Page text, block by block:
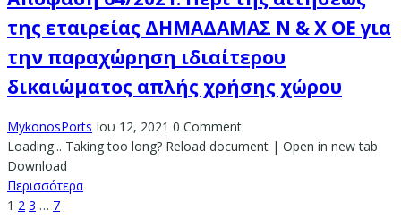
της εταιρείας ΔΗΜΑΔΑΜΑΣ Ν & Χ ΟΕ για
την παραχώρηση ιδιαίτερου
δικαιώματος απλής χρήσης χώρου
MykonosPorts Ιου 12, 2021 0 Comment
Loading... Taking too long? Reload document | Open in new tab
Download
Περισσότερα
1 2 3 … 7